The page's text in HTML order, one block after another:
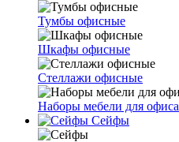
Тумбы офисные
Шкафы офисные
Стеллажи офисные
Наборы мебели для офиса
Сейфы